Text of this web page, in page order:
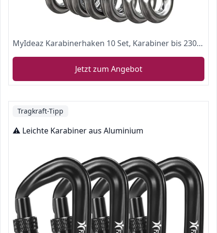
MyIdeaz Karabinerhaken 10 Set, Karabiner bis 230kg, Schlüsselanhänger Karabinerhaken für Hängematten, Camping, Wandern, Angeln
Jetzt zum Angebot
Tragkraft-Tipp
⚠️ Leichte Karabiner aus Aluminium